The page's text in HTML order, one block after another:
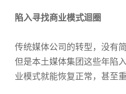
陷入寻找商业模式迴圈
传统媒体公司的转型，没有
但是本土媒体集团这些年陷
业模式就能恢复正常，甚至